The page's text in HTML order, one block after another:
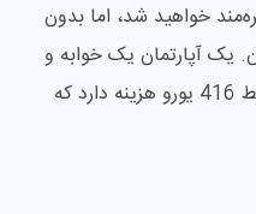
خواهید شد، اما بدون
یک آپارتمان یک خوابه و
متوسط در شهر پسکارا به طور متوسط 416 یورو هزینه دارد که